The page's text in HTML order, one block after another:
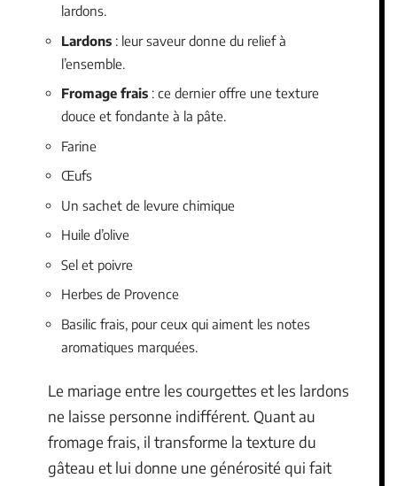
lardons.
Lardons : leur saveur donne du relief à
l’ensemble.
Fromage frais : ce dernier offre une texture
douce et fondante à la pâte.
Farine
Œufs
Un sachet de levure chimique
Huile d’olive
Sel et poivre
Herbes de Provence
Basilic frais, pour ceux qui aiment les notes
aromatiques marquées.
Le mariage entre les courgettes et les lardons
ne laisse personne indifférent. Quant au
fromage frais, il transforme la texture du
gâteau et lui donne une générosité qui fait